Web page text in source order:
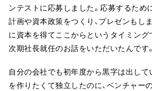
ンテストに応募しました。応募するため
計画や資本政策をつくり、プレゼンもし
に資本を得てここからというタイミング
次期社長就任のお話をいただいたんです。
自分の会社でも初年度から黒字は出して
を作りたくて独立したのに、ベンチャー